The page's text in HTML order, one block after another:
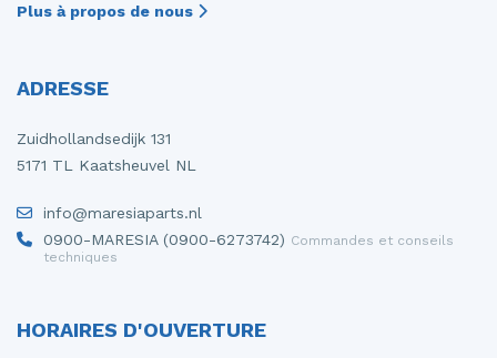
Plus à propos de nous
ADRESSE
Zuidhollandsedijk 131
5171 TL Kaatsheuvel NL
info@maresiaparts.nl
0900-MARESIA (0900-6273742) Commandes et conseils
techniques
HORAIRES D'OUVERTURE